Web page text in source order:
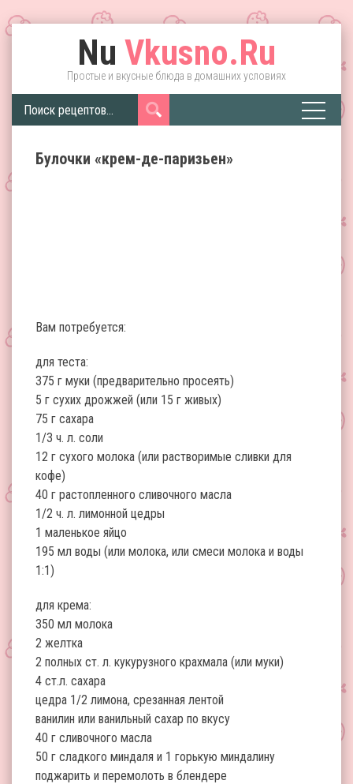
Nu Vkusno.Ru
Простые и вкусные блюда в домашних условиях
Булочки «крем-де-паризьен»
Вам потребуется:
для теста:
375 г муки (предварительно просеять)
5 г сухих дрожжей (или 15 г живых)
75 г сахара
1/3 ч. л. соли
12 г сухого молока (или растворимые сливки для
кофе)
40 г растопленного сливочного масла
1/2 ч. л. лимонной цедры
1 маленькое яйцо
195 мл воды (или молока, или смеси молока и воды
1:1)
для крема:
350 мл молока
2 желтка
2 полных ст. л. кукурузного крахмала (или муки)
4 ст.л. сахара
цедра 1/2 лимона, срезанная лентой
ванилин или ванильный сахар по вкусу
40 г сливочного масла
50 г сладкого миндаля и 1 горькую миндалину
поджарить и перемолоть в блендере